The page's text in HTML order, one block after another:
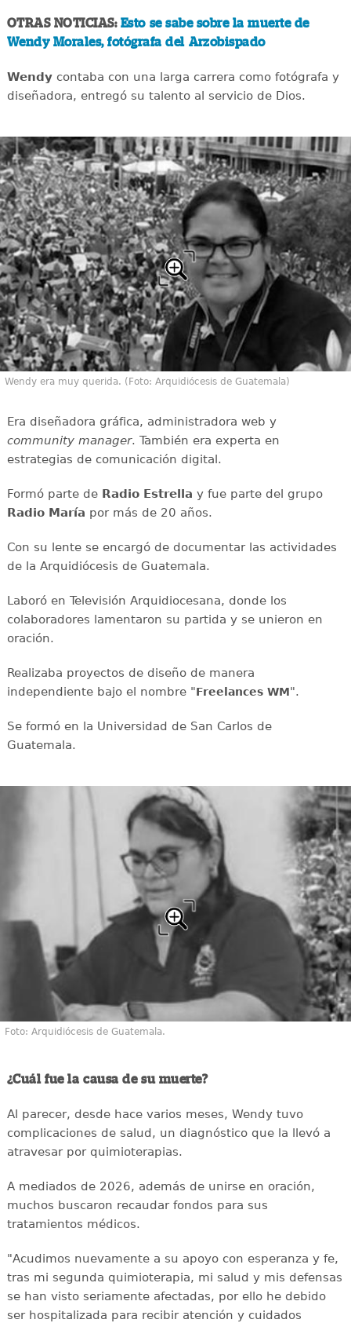
OTRAS NOTICIAS: Esto se sabe sobre la muerte de
Wendy Morales, fotógrafa del Arzobispado
Wendycontaba con una larga carrera como fotógrafa y
diseñadora, entregó su talento al servicio de Dios.
Wendy era muy querida. (Foto: Arquidiócesis de Guatemala)
Era diseñadora gráfica, administradora web y
community manager. También era experta en
estrategias de comunicación digital.
Formó parte de Radio Estrella y fue parte del grupo
Radio María por más de 20 años.
Con su lente se encargó de documentar las actividades
de la Arquidiócesis de Guatemala.
Laboró en Televisión Arquidiocesana, donde los
colaboradores lamentaron su partida y se unieron en
oración.
Realizaba proyectos de diseño de manera
independiente bajo el nombre "Freelances WM".
Se formó en la Universidad de San Carlos de
Guatemala.
Foto: Arquidiócesis de Guatemala.
¿Cuál fue la causa de su muerte?
Al parecer, desde hace varios meses, Wendy tuvo
complicaciones de salud, un diagnóstico que la llevó a
atravesar por quimioterapias.
A mediados de 2026, además de unirse en oración,
muchos buscaron recaudar fondos para sus
tratamientos médicos.
"Acudimos nuevamente a su apoyo con esperanza y fe,
tras mi segunda quimioterapia, mi salud y mis defensas
se han visto seriamente afectadas, por ello he debido
ser hospitalizada para recibir atención y cuidados